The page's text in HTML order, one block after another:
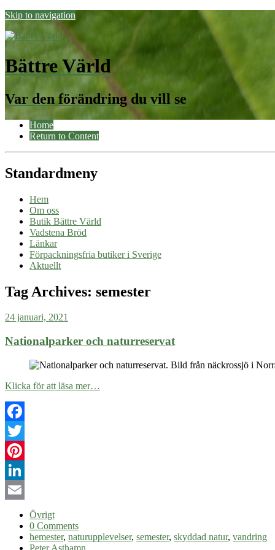
Skip to navigation
Bättre Värld
Var den förändring du vill se
Home
Return to Content
Standardmeny
Hem
Om oss
Butik Bättre Värld
Vadstena Bröd
Länkar
Förpackningsfria butiker i Sverige
Aktuellt
Tag Archives: semester
24 januari, 2021
Nationalparker och naturreservat
Klicka för att läsa mer…
Facebook
Twitter
Pinterest
LinkedIn
Övrigt
0 Comments
hemester, naturupplevelser, semester, skyddad natur, vandring
Peter Asthamn